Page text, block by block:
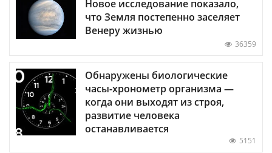
Новое исследование показало,
что Земля постепенно заселяет
Венеру жизнью
36359
Обнаружены биологические
часы-хронометр организма —
когда они выходят из строя,
развитие человека
останавливается
5151